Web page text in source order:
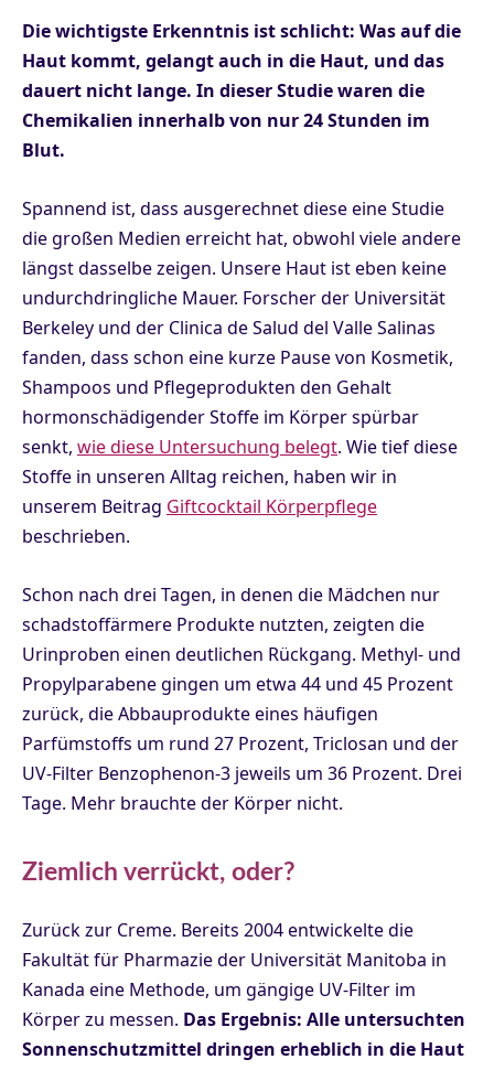
Die wichtigste Erkenntnis ist schlicht: Was auf die
Haut kommt, gelangt auch in die Haut, und das
dauert nicht lange. In dieser Studie waren die
Chemikalien innerhalb von nur 24 Stunden im
Blut.
Spannend ist, dass ausgerechnet diese eine Studie
die großen Medien erreicht hat, obwohl viele andere
längst dasselbe zeigen. Unsere Haut ist eben keine
undurchdringliche Mauer. Forscher der Universität
Berkeley und der Clinica de Salud del Valle Salinas
fanden, dass schon eine kurze Pause von Kosmetik,
Shampoos und Pflegeprodukten den Gehalt
hormonschädigender Stoffe im Körper spürbar
senkt, wie diese Untersuchung belegt. Wie tief diese
Stoffe in unseren Alltag reichen, haben wir in
unserem Beitrag Giftcocktail Körperpflege
beschrieben.
Schon nach drei Tagen, in denen die Mädchen nur
schadstoffärmere Produkte nutzten, zeigten die
Urinproben einen deutlichen Rückgang. Methyl- und
Propylparabene gingen um etwa 44 und 45 Prozent
zurück, die Abbauprodukte eines häufigen
Parfümstoffs um rund 27 Prozent, Triclosan und der
UV-Filter Benzophenon-3 jeweils um 36 Prozent. Drei
Tage. Mehr brauchte der Körper nicht.
Ziemlich verrückt, oder?
Zurück zur Creme. Bereits 2004 entwickelte die
Fakultät für Pharmazie der Universität Manitoba in
Kanada eine Methode, um gängige UV-Filter im
Körper zu messen. Das Ergebnis: Alle untersuchten
Sonnenschutzmittel dringen erheblich in die Haut